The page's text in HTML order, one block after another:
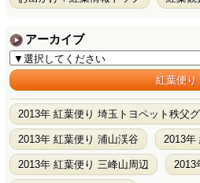
アーカイブ
紅葉便り
2013年 紅葉便り 埼玉トヨペット秩父
2013年 紅葉便り 浦山渓谷 2013年
2013年 紅葉便り 三峰山周辺 2013